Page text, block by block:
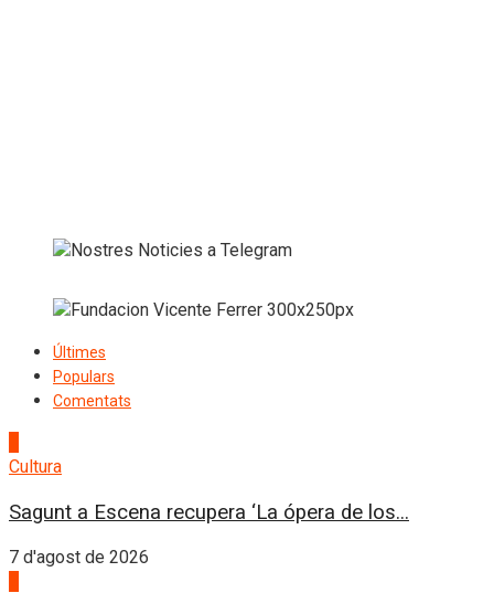
Últimes
Populars
Comentats
Cultura
Sagunt a Escena recupera ‘La ópera de los...
7 d'agost de 2026